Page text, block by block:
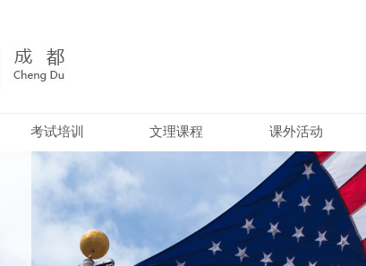
考试培训 文理课程 课外活动